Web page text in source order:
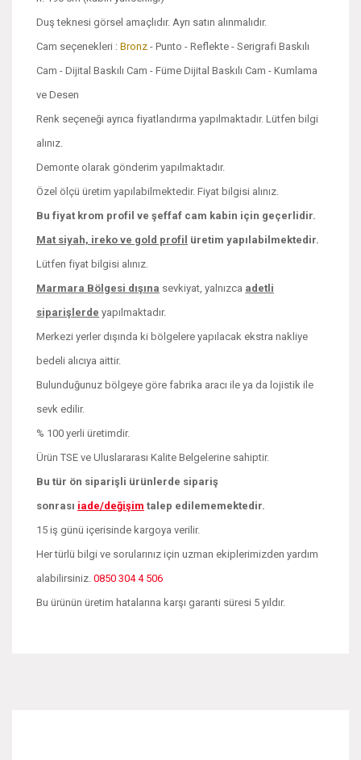
Duş teknesi görsel amaçlıdır. Ayrı satın alınmalıdır.
Cam seçenekleri : Bronz - Punto - Reflekte - Serigrafi Baskılı
Cam - Dijital Baskılı Cam - Füme Dijital Baskılı Cam - Kumlama
ve Desen
Renk seçeneği ayrıca fiyatlandırma yapılmaktadır. Lütfen bilgi
alınız.
Demonte olarak gönderim yapılmaktadır.
Özel ölçü üretim yapılabilmektedir. Fiyat bilgisi alınız.
Bu fiyat krom profil ve şeffaf cam kabin için geçerlidir.
Mat siyah, ireko ve gold profil üretim yapılabilmektedir.
Lütfen fiyat bilgisi alınız.
Marmara Bölgesi dışına sevkiyat, yalnızca adetli
siparişlerde yapılmaktadır.
Merkezi yerler dışında ki bölgelere yapılacak ekstra nakliye
bedeli alıcıya aittir.
Bulunduğunuz bölgeye göre fabrika aracı ile ya da lojistik ile
sevk edilir.
% 100 yerli üretimdir.
Ürün TSE ve Uluslararası Kalite Belgelerine sahiptir.
Bu tür ön siparişli ürünlerde sipariş
sonrası iade/değişim talep edilememektedir.
15 iş günü içerisinde kargoya verilir.
Her türlü bilgi ve sorularınız için uzman ekiplerimizden yardım
alabilirsiniz. 0850 304 4 506
Bu ürünün üretim hatalarına karşı garanti süresi 5 yıldır.